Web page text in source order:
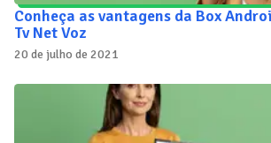
Conheça as vantagens da Box
Tv Net Voz
20 de julho de 2021